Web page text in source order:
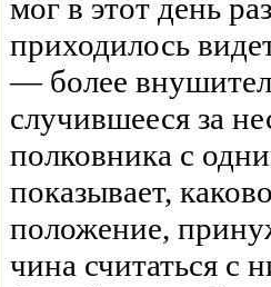
мог в этот день
приходилось
— более
случившееся за
полковника с
показывает,
положение,
чина считаться с